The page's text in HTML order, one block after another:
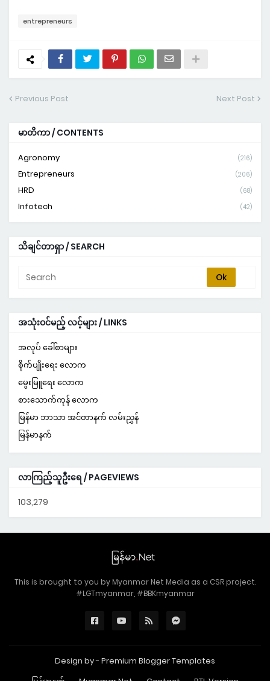
entrepreneurs
Previous Post Next Post
မာတိကာ / CONTENTS
Agronomy (216)
Entrepreneurs (206)
HRD (68)
Infotech (42)
သိချင်တာရှာ / SEARCH
အသုံးဝင်မည့် လင့်များ / LINKS
အလုပ် ခေါ်စာများ
စိုက်ပျိုးရေး လောက
မွေးမြူရေး လောက
စားသောက်ကုန် လောက
မြန်မာ ဘာသာ အင်တာနက် လမ်းညွှန်
မြန်မာနက်
လာကြည့်သူဦးရေ / PAGEVIEWS
103,279
This is brought to you by Myanmar Net Media as a CSR project.
#LGTmyanmar, #BBKmyanmar
Design by - Premium Blogger Templates